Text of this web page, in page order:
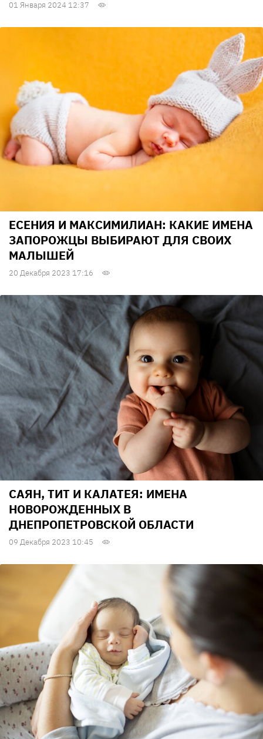
01 Января 2024 12:37
ЕСЕНИЯ И МАКСИМИЛИАН: КАКИЕ ИМЕНА
ЗАПОРОЖЦЫ ВЫБИРАЮТ ДЛЯ СВОИХ
МАЛЫШЕЙ
20 Декабря 2023 17:16
САЯН, ТИТ И КАЛАТЕЯ: ИМЕНА
НОВОРОЖДЕННЫХ В
ДНЕПРОПЕТРОВСКОЙ ОБЛАСТИ
09 Декабря 2023 10:45